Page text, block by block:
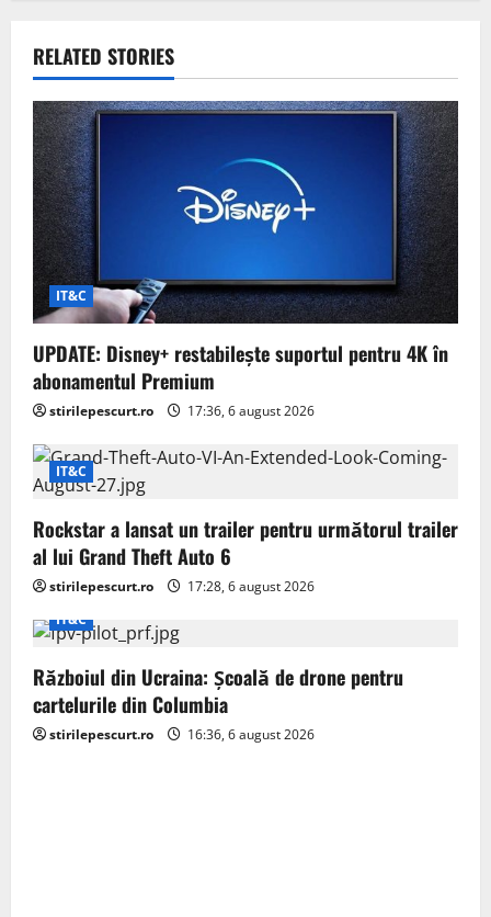
v
i
g
a
t
i
o
n
RELATED STORIES
IT&C
UPDATE: Disney+ restabilește suportul pentru 4K în
abonamentul Premium
stirilepescurt.ro 17:36, 6 august 2026
IT&C
Rockstar a lansat un trailer pentru următorul trailer
al lui Grand Theft Auto 6
stirilepescurt.ro
17:28, 6 august 2026
IT&C
Războiul din Ucraina: Școală de drone pentru
cartelurile din Columbia
stirilepescurt.ro 16:36, 6 august 2026